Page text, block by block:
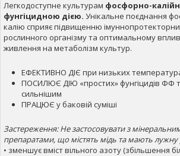
Легкодоступне культурам фосфорно-
фунгіцидною дією. Унікальне поєднання
калію сприяє підвищенню
рослинного організму та оптимальному
живлення на метаболізм культур.
ЕФЕКТИВНО ДІЄ при низьких
ПОСИЛЮЄ ДІЮ «простих» фунгіцидів ФФ
сильнішим
ПРАЦЮЄ у баковій суміші
Застереження: Не застосовувати з
препаратами, що містять мідь та мають лужну
• зменшує вміст вільного азоту (збільшення